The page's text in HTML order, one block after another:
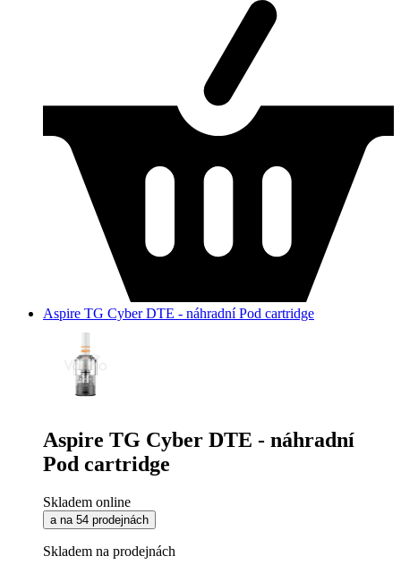
Aspire TG Cyber DTE - náhradní Pod cartridge
Aspire TG Cyber DTE - náhradní
Pod cartridge
Skladem online
a na 54 prodejnách
Skladem na prodejnách